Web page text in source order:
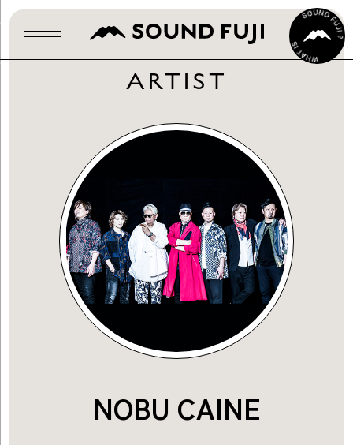
ARTIST
NOBU CAINE